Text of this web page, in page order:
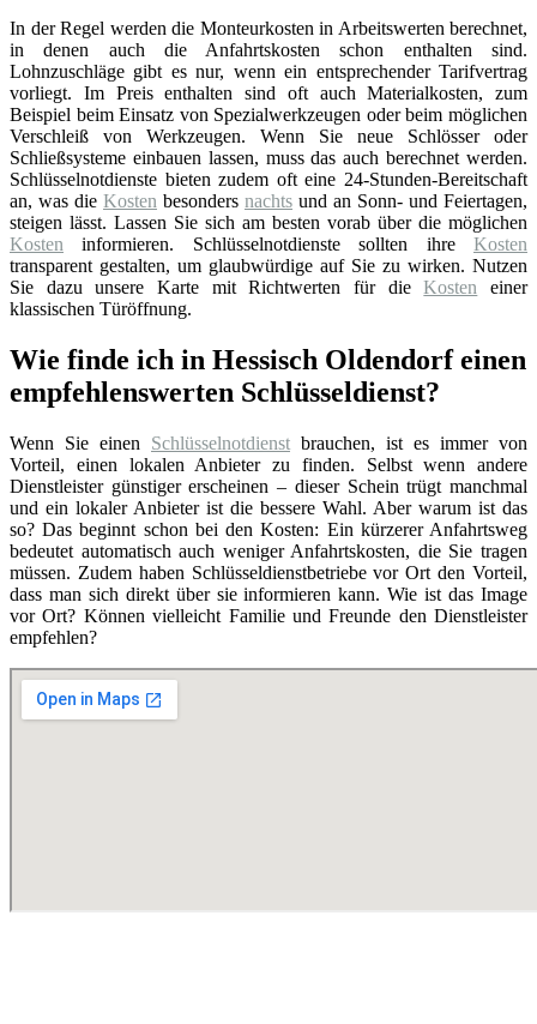
In der Regel werden die Monteurkosten in Arbeitswerten berechnet,
in denen auch die Anfahrtskosten schon enthalten sind.
Lohnzuschläge gibt es nur, wenn ein entsprechender Tarifvertrag
vorliegt. Im Preis enthalten sind oft auch Materialkosten, zum
Beispiel beim Einsatz von Spezialwerkzeugen oder beim möglichen
Verschleiß von Werkzeugen. Wenn Sie neue Schlösser oder
Schließsysteme einbauen lassen, muss das auch berechnet werden.
Schlüsselnotdienste bieten zudem oft eine 24-Stunden-Bereitschaft
an, was die Kosten besonders nachts und an Sonn- und Feiertagen,
steigen lässt. Lassen Sie sich am besten vorab über die möglichen
Kosten informieren. Schlüsselnotdienste sollten ihre Kosten
transparent gestalten, um glaubwürdige auf Sie zu wirken. Nutzen
Sie dazu unsere Karte mit Richtwerten für dieKosten einer
klassischen Türöffnung.
Wie finde ich in Hessisch Oldendorf einen
empfehlenswerten Schlüsseldienst?
Wenn Sie einen Schlüsselnotdienst brauchen, ist es immer von
Vorteil, einen lokalen Anbieter zu finden. Selbst wenn andere
Dienstleister günstiger erscheinen – dieser Schein trügt manchmal
und ein lokaler Anbieter ist die bessere Wahl. Aber warum ist das
so? Das beginnt schon bei den Kosten: Ein kürzerer Anfahrtsweg
bedeutet automatisch auch weniger Anfahrtskosten, die Sie tragen
müssen. Zudem haben Schlüsseldienstbetriebe vor Ort den Vorteil,
dass man sich direkt über sie informieren kann. Wie ist das Image
vor Ort? Können vielleicht Familie und Freunde den Dienstleister
empfehlen?